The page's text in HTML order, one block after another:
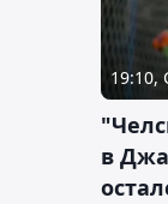
19:10,
в